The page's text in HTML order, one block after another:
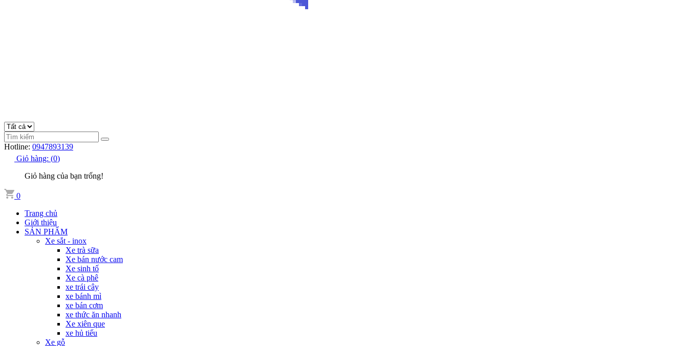
Hotline: 0947893139
Giỏ hàng: (0)
Giỏ hàng của bạn trống!
0
Trang chủ
Giới thiệu
SẢN PHẨM
Xe sắt - inox
Xe trà sữa
Xe bán nước cam
Xe sinh tố
Xe cà phê
xe trái cây
xe bánh mì
xe bán cơm
xe thức ăn nhanh
Xe xiên que
xe hủ tiếu
Xe gỗ